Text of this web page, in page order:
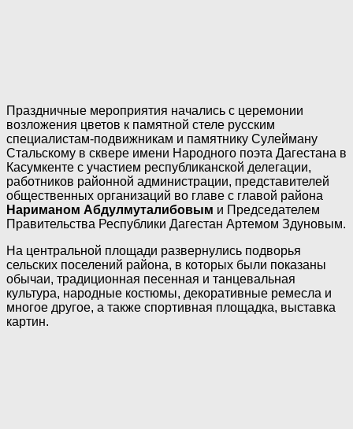
Праздничные мероприятия начались с церемонии
возложения цветов к памятной стеле русским
специалистам-подвижникам и памятнику Сулейману
Стальскому в сквере имени Народного поэта Дагестана в
Касумкенте с участием республиканской делегации,
работников районной администрации, представителей
общественных организаций во главе с главой района
Нариманом Абдулмуталибовым и Председателем
Правительства Республики Дагестан Артемом Здуновым.
На центральной площади развернулись подворья
сельских поселений района, в которых были показаны
обычаи, традиционная песенная и танцевальная
культура, народные костюмы, декоративные ремесла и
многое другое, а также спортивная площадка, выставка
картин.